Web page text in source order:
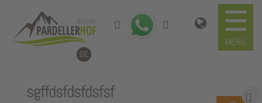
DE
sgffdsfdsfdsfsf